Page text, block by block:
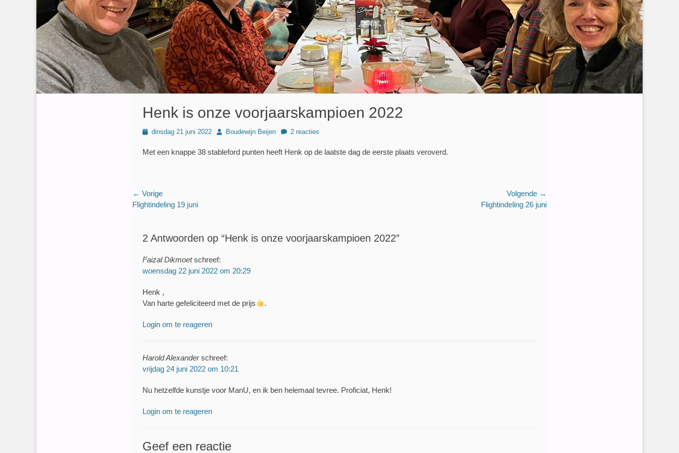
Henk is onze voorjaarskampioen 2022
Geplaatst
dinsdag 21 juni 2022 AuthorBoudewijn Beijen 2 reacties
Met een knappe 38 stableford punten heeft Henk op de laatste dag de eerste plaats veroverd.
Bericht
navigatie
← Vorige
Vorig
Flightindeling 19 juni
Volgende →
Flightindeling 26 juni
2 Antwoorden op “Henk is onze voorjaarskampioen 2022”
Faizal Dikmoet schreef:
woensdag 22 juni 2022 om 20:29
Henk ,
Van harte gefeliciteerd met de prijs
.
Login om te reageren
Harold Alexander schreef:
vrijdag 24 juni 2022 om 10:21
Nu hetzelfde kunstje voor ManU, en ik ben helemaal tevree. Proficiat, Henk!
Login om te reageren
Geef een reactie